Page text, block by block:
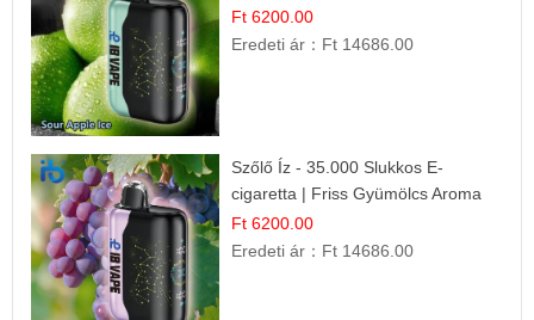
Ft 6200.00
Eredeti ár： Ft 14686.00
Szőlő Íz - 35.000 Slukkos E-
cigaretta | Friss Gyümölcs Aroma
Ft 6200.00
Eredeti ár： Ft 14686.00